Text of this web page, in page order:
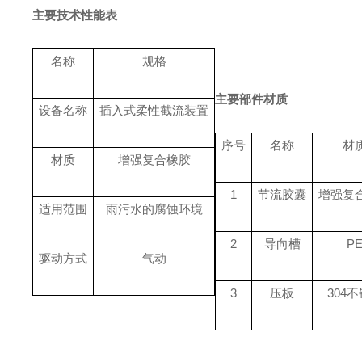
主要技术性能表
名称 规格
设备名称 插入式柔性截流装置
材质 增强复合橡胶
适用范围 雨污水的腐蚀环境
驱动方式 气动
主要部件材质
序号 名称 材
1 节流胶囊 增强复
2 导向槽 PE
3 压板 304不